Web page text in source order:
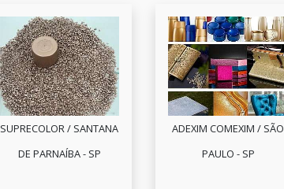
SUPRECOLOR / SANTANA
DE PARNAÍBA - SP
ADEXIM COMEXIM / SÃO
PAULO - SP